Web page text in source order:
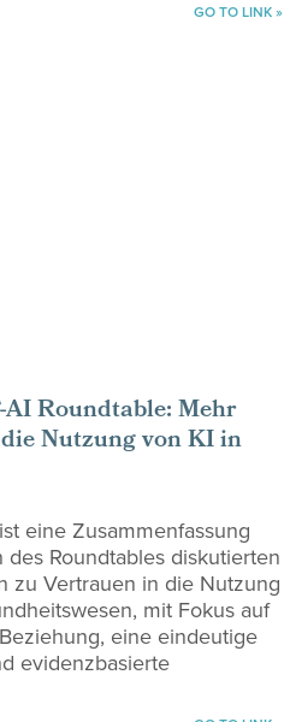
GO TO LINK »
Roundtable: Mehr
Nutzung von KI in
eine Zusammenfassung
des Roundtables diskutierten
zu Vertrauen in die Nutzung
mit Fokus auf
eine eindeutige
evidenzbasierte